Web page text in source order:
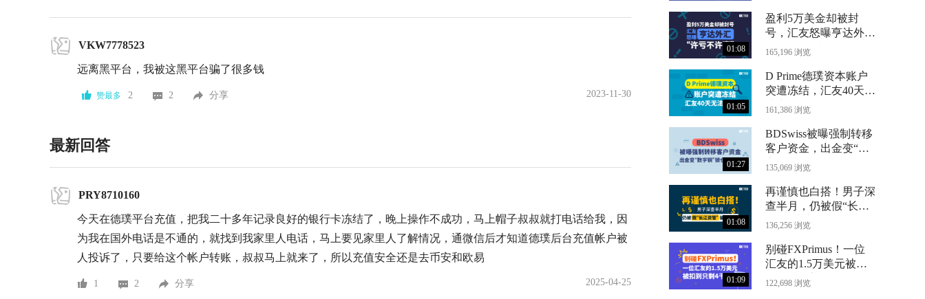
VKW7778523
远离黑平台，我被这黑平台骗了很多钱
赞最多 2 2 分享 2023-11-30
最新回答
PRY8710160
今天在德璞平台充值，把我二十多年记录良好的银行卡冻结了，晚上操作不成功，马上帽子叔叔就打电话给我，因
为我在国外电话是不通的，就找到我家里人电话，马上要见家里人了解情况，通微信后才知道德璞后台充值帐户被
人投诉了，只要给这个帐户转账，叔叔马上就来了，所以充值安全还是去币安和欧易
1 2 分享 2025-04-25
01:08
盈利5万美金却被封
号，汇友怒曝亨达外汇
“许亏不许赢”
165,196 浏览
01:05
D Prime德璞资本账户
突遭冻结，汇友40天无
法出金
161,386 浏览
01:27
BDSwiss被曝强制转移
客户资金，出金变“数
字铜”锁仓24个月
135,069 浏览
01:08
再谨慎也白搭！男子深
查半月，仍被假“长江
资管”骗光71万
136,256 浏览
01:09
别碰FXPrimus！一位
汇友的1.5万美元被扣
到只剩4千
122,698 浏览